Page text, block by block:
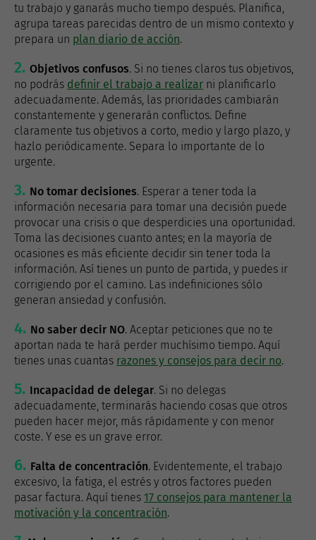
tu trabajo y ganarás mucho tiempo después. Planifica,
agrupa tareas parecidas dentro de un mismo contexto y
prepara un plan diario de acción.
Objetivos confusos. Si no tienes claros tus objetivos,
no podrás definir el trabajo a realizar ni planificarlo
adecuadamente. Además, las prioridades cambiarán
constantemente y generarán conflictos. Define
claramente tus objetivos a corto, medio y largo plazo, y
hazlo periódicamente. Separa lo importante de lo
urgente.
No tomar decisiones. Esperar a tener toda la
información necesaria para tomar una decisión puede
provocar una crisis o que desperdicies una oportunidad.
Toma las decisiones cuanto antes; en la mayoría de
ocasiones es más eficiente decidir sin tener toda la
información. Así tienes un punto de partida, y puedes ir
corrigiendo por el camino. Las indefiniciones sólo
generan ansiedad y confusión.
No saber decir NO. Aceptar peticiones que no te
aportan nada te hará perder muchísimo tiempo. Aquí
tienes unas cuantas razones y consejos para decir no.
Incapacidad de delegar. Si no delegas
adecuadamente, terminarás haciendo cosas que otros
pueden hacer mejor, más rápidamente y con menor
coste. Y ese es un grave error.
Falta de concentración. Evidentemente, el trabajo
excesivo, la fatiga, el estrés y otros factores pueden
pasar factura. Aquí tienes 17 consejos para mantener la
motivación y la concentración.